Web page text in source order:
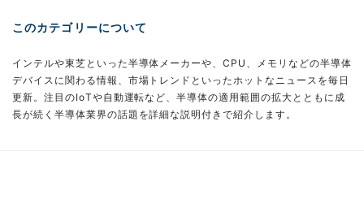
このカテゴリーについて
インテルや東芝といった半導体メーカーや、CPU、メモリなどの半導体
デバイスに関わる情報、市場トレンドといったホットなニュースを毎日
更新。注目のIoTや自動運転など、半導体の適用範囲の拡大とともに成
長が続く半導体業界の話題を詳細な説明付きで紹介します。